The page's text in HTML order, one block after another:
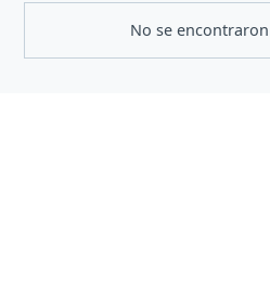
No se